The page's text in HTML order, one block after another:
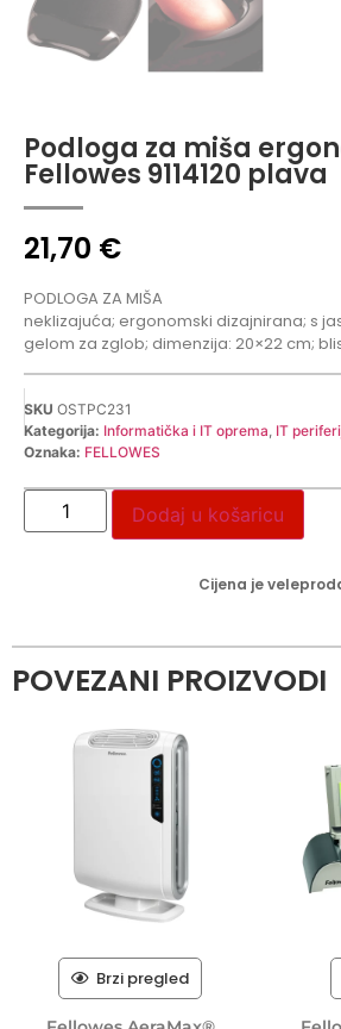
Podloga za miša
Fellowes 9114120 plava
21,70 €
PODLOGA ZA MIŠA
neklizajuća; ergonomski dizajnirana; s
gelom za zglob; dimenzija: 20×22 cm;
SKU OSTPC231
Kategorija: Informatička i IT oprema IT
Oznaka: FELLOWES
Dodaj u košaricu
Cijena je
POVEZANI PROIZVODI
Brzi pregled